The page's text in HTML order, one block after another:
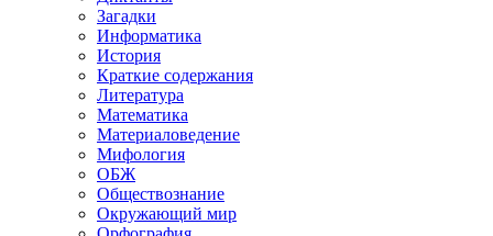
Загадки
Информатика
История
Краткие содержания
Литература
Математика
Материаловедение
Мифология
ОБЖ
Обществознание
Окружающий мир